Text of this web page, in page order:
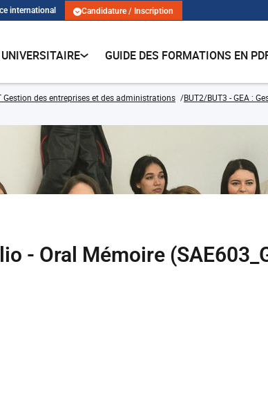
international Candidature / Inscription
GUIDE DES FORMATIONS EN
Gestion des entreprises et des administrations
BUT2/BUT3 - GEA :
- Oral Mémoire